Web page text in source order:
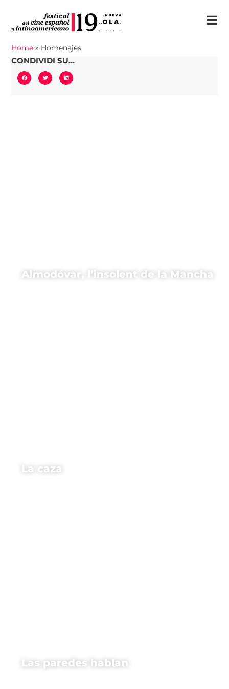
Home » Homenajes
CONDIVIDI SU...
Almodóvar, l’insolent de la Mancha
La caza
Las paredes hablan